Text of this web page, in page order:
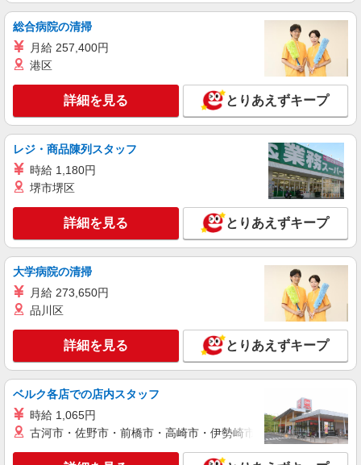
30,000円 ・役職手当：10,000〜70,000円 ・処遇改
善手当：20,000〜60,000円（勤続年数、保有資格
により変動） ・固定残業手当：20,000円（10時
間） ※固定残業時間を超過する場合には超過勤務
手当として別途支給 ・夜勤手当：10,000円/1回
（上記給与とは別に支給） 下記資格をお持ちの方
歓迎 ・認知症介護基礎研修 ・初任者研修 ・実務
者研修 ・介護福祉士 など
詳細を見る
株式会社トラストグロース 新宿本社 第3営業部
特別養護老人ホームでの介護士
時給：初任者研修1550円/ 実務者研修1600円 /
介護福祉士1650円 ※資格や経験による
キープ 詳細を見る
株式会社トラストグロース 新宿本社 第3営業部
特別養護老人ホームでの介護士
時給：初任者研修1350円/実務者研修1450円/介
護福祉士1600円 ※資格や経験による
埼玉県さいたま市西区
キープ
職業紹介
株式会社kotrio /●SW-S-2098009
介護職の正社員で夜勤一切ナシ！デイサービス
総合病院の清掃
月給 257,400円
港区
詳細を見る とりあえずキープ
レジ・商品陳列スタッフ
時給 1,180円
堺市堺区
詳細を見る とりあえずキープ
大学病院の清掃
月給 273,650円
品川区
詳細を見る とりあえずキープ
ベルク各店での店内スタッフ
時給 1,065円
古河市・佐野市・前橋市・高崎市・伊勢崎市・太田市・館林市